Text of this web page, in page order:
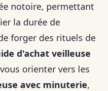
notoire, permettant
la durée de
forger des rituels de
d'achat veilleuse
orienter vers les
avec minuterie,